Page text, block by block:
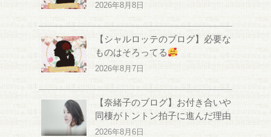
2026年8月8日
【シャルロッテのブログ】必要な
ものはそろってる
2026年8月7日
【奈緒子のブログ】お付き合いや
同棲がトントン拍子に進んだ理由
2026年8月6日